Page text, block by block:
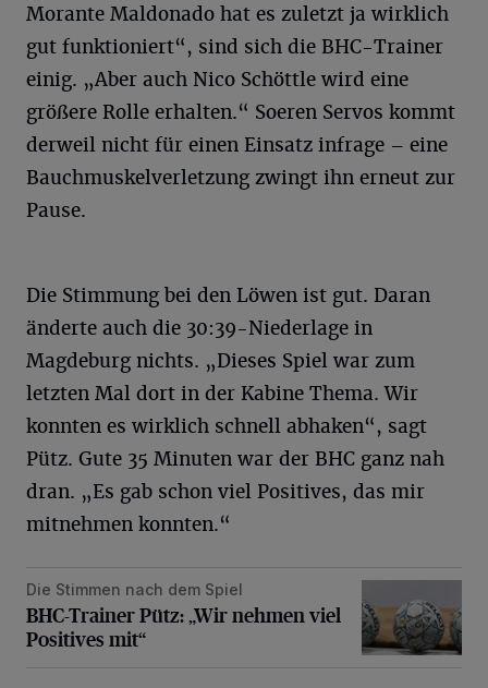
Morante Maldonado hat es zuletzt ja wirklich
gut funktioniert“, sind sich die BHC-Trainer
einig. „Aber auch Nico Schöttle wird eine
größere Rolle erhalten.“ Soeren Servos kommt
derweil nicht für einen Einsatz infrage – eine
Bauchmuskelverletzung zwingt ihn erneut zur
Pause.
Die Stimmung bei den Löwen ist gut. Daran
änderte auch die 30:39-Niederlage in
Magdeburg nichts. „Dieses Spiel war zum
letzten Mal dort in der Kabine Thema. Wir
konnten es wirklich schnell abhaken“, sagt
Pütz. Gute 35 Minuten war der BHC ganz nah
dran. „Es gab schon viel Positives, das mir
mitnehmen konnten.“
BHC-Trainer Pütz: „Wir nehmen viel Positives mit“
Die Stimmen nach dem Spiel
BHC-Trainer Pütz: „Wir nehmen viel
Positives mit“